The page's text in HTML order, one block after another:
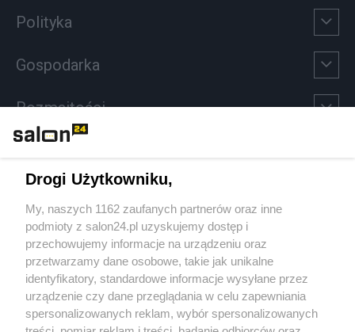
Polityka
Gospodarka
Rozmaitości
Sport
Społeczeństwo
Kultura
Drogi Użytkowniku,
My, naszych 1162 zaufanych partnerów oraz inne
podmioty z salon24.pl uzyskujemy dostęp i
przechowujemy informacje na urządzeniu oraz
przetwarzamy dane osobowe, takie jak unikalne
identyfikatory, standardowe informacje wysyłane przez
urządzenie czy dane przeglądania w celu zapewniania
spersonalizowanych reklam, wybór spersonalizowanych